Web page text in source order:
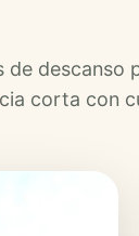
descanso
corta con